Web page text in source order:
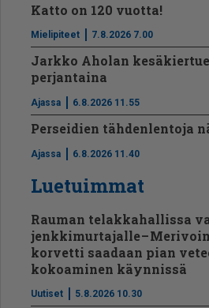
Katto on 120 vuotta!
Mielipiteet 7.8.2026 7.00
Jarkko Aholan
perjantaina
Ajassa 6.8.2026 11.55
Perseidien tähdenlentoja
Ajassa 6.8.2026 11.40
Luetuimmat
Rauman telakkahallissa
jenkkimurtajalle –
korvetti saadaan pian
kokoaminen käynnissä
Uutiset 5.8.2026 10.30